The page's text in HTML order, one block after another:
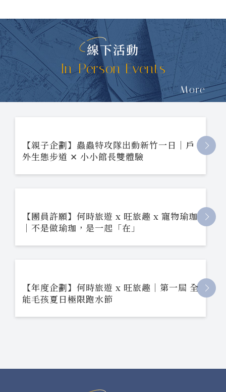
線下活動
In-Person Events
More
【親子企劃】蟲蟲特攻隊出動新竹一日｜戶
外生態步道 ✕ 小小館長雙體驗
【團員許願】何時旅遊 x 旺旅趣 x 寵物瑜珈
｜不是做瑜珈，是一起「在」
【年度企劃】何時旅遊 x 旺旅趣｜第一屆 全
能毛孩夏日極限跑水節